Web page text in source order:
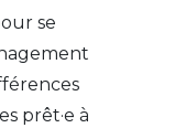
se
prêt·e à